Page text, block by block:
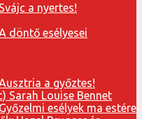
a nyertes!
döntő esélyesei
a győztes!
esélyek ma estére